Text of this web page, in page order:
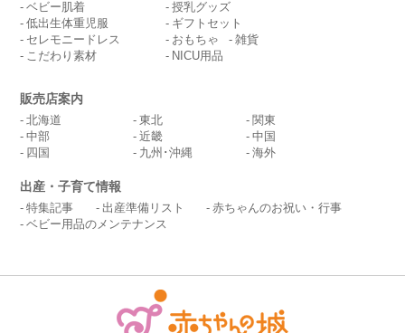
ベビー肌着
低出生体重児服
セレモニードレス
こだわり素材
授乳グッズ
ギフトセット
おもちゃ
雑貨
NICU用品
販売店案内
北海道 東北
関東
中部
近畿
中国
四国
九州･沖縄 海外
出産・子育て情報
特集記事 出産準備リスト
赤ちゃんのお祝い・行事
ベビー用品のメンテナンス